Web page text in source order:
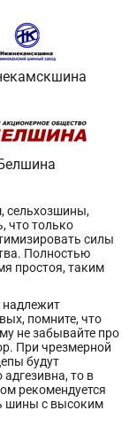
сельхозшины,
что только
силы
Полностью
простоя, таким
надлежит
помните, что
не забывайте про
При чрезмерной
будут
то в
рекомендуется
шины с высоким